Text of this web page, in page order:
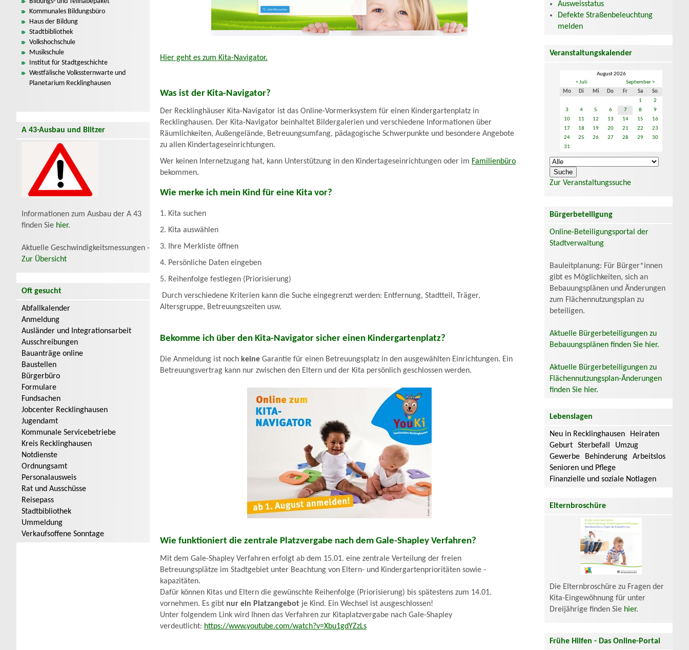
Kommunales Bildungsbüro
Haus der Bildung
Stadtbibliothek
Volkshochschule
Musikschule
Institut für Stadtgeschichte
Westfälische Volkssternwarte und
Planetarium Recklinghausen
A 43-Ausbau und Blitzer
Informationen zum Ausbau der A 43
finden Sie hier.
Aktuelle Geschwindigkeitsmessungen -
Zur Übersicht
Oft gesucht
Abfallkalender
Anmeldung
Ausländer und Integrationsarbeit
Ausschreibungen
Bauanträge online
Baustellen
Bürgerbüro
Formulare
Fundsachen
Jobcenter Recklinghausen
Jugendamt
Kommunale Servicebetriebe
Kreis Recklinghausen
Notdienste
Ordnungsamt
Personalausweis
Rat und Ausschüsse
Reisepass
Stadtbibliothek
Ummeldung
Verkaufsoffene Sonntage
Hier geht es zum Kita-Navigator.
Was ist der Kita-Navigator?
Der Recklinghäuser Kita-Navigator ist das Online-Vormerksystem für einen Kindergartenplatz in
Recklinghausen. Der Kita-Navigator beinhaltet Bildergalerien und verschiedene Informationen über
Räumlichkeiten, Außengelände, Betreuungsumfang, pädagogische Schwerpunkte und besondere Angebote
zu allen Kindertageseinrichtungen.
Wer keinen Internetzugang hat, kann Unterstützung in den Kindertageseinrichtungen oder im Familienbüro
bekommen.
Wie merke ich mein Kind für eine Kita vor?
1. Kita suchen
2. Kita auswählen
3. Ihre Merkliste öffnen
4. Persönliche Daten eingeben
5. Reihenfolge festlegen (Priorisierung)
Durch verschiedene Kriterien kann die Suche eingegrenzt werden: Entfernung, Stadtteil, Träger,
Altersgruppe, Betreuungszeiten usw.
Bekomme ich über den Kita-Navigator sicher einen Kindergartenplatz?
Die Anmeldung ist noch keine Garantie für einen Betreuungsplatz in den ausgewählten Einrichtungen. Ein
Betreuungsvertrag kann nur zwischen den Eltern und der Kita persönlich geschlossen werden.
Wie funktioniert die zentrale Platzvergabe nach dem Gale-Shapley Verfahren?
Mit dem Gale-Shapley Verfahren erfolgt ab dem 15.01. eine zentrale Verteilung der freien
Betreuungsplätze im Stadtgebiet unter Beachtung von Eltern- und Kindergartenprioritäten sowie -
kapazitäten.
Dafür können Kitas und Eltern die gewünschte Reihenfolge (Priorisierung) bis spätestens zum 14.01.
vornehmen. Es gibt nur ein Platzangebot je Kind. Ein Wechsel ist ausgeschlossen!
Unter folgendem Link wird Ihnen das Verfahren zur Kitaplatzvergabe nach Gale-Shapley
verdeutlicht: https://www.youtube.com/watch?v=Xbu1gdYZzLs
Ausweisstatus
Defekte Straßenbeleuchtung
melden
Veranstaltungskalender
August 2026
< Juli
September >
Mo
Di Mi Do Fr Sa
So
1
2
3
4 5 6 7 8
9
10
11 12 13 14 15
16
17
18 19 20 21 22
23
24
25 26 27 28 29
30
31
Zur Veranstaltungssuche
Bürgerbeteiligung
Online-Beteiligungsportal der
Stadtverwaltung
Bauleitplanung: Für Bürger*innen
gibt es Möglichkeiten, sich an
Bebauungsplänen und Änderungen
zum Flächennutzungsplan zu
beteiligen.
Aktuelle Bürgerbeteiligungen zu
Bebauungsplänen finden Sie hier.
Aktuelle Bürgerbeteiligungen zu
Flächennutzungsplan-Änderungen
finden Sie hier.
Lebenslagen
Neu in Recklinghausen
Heiraten
Geburt
Sterbefall
Umzug
Gewerbe
Behinderung
Arbeitslos
Senioren und Pflege
Finanzielle und soziale Notlagen
Elternbroschüre
Die Elternbroschüre zu Fragen der
Kita-Eingewöhnung für unter
Dreijährige finden Sie hier.
Frühe Hilfen - Das Online-Portal